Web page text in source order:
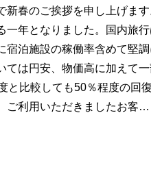
新春のご挨拶を申し上げま
一年となりました。国内旅
宿泊施設の稼働率含めて堅
ては円安、物価高に加えて
と比較しても50％程度の回
ご利用いただきましたお客